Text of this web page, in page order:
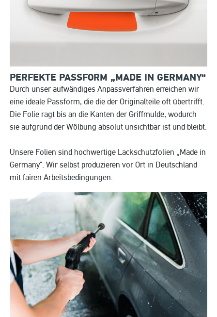
PERFEKTE PASSFORM „MADE IN GERMANY“
Durch unser aufwändiges Anpassverfahren erreichen wir
eine ideale Passform, die die der Originalteile oft übertrifft.
Die Folie ragt bis an die Kanten der Griffmulde, wodurch
sie aufgrund der Wölbung absolut unsichtbar ist und bleibt.
Unsere Folien sind hochwertige Lackschutzfolien „Made in
Germany“. Wir selbst produzieren vor Ort in Deutschland
mit fairen Arbeitsbedingungen.